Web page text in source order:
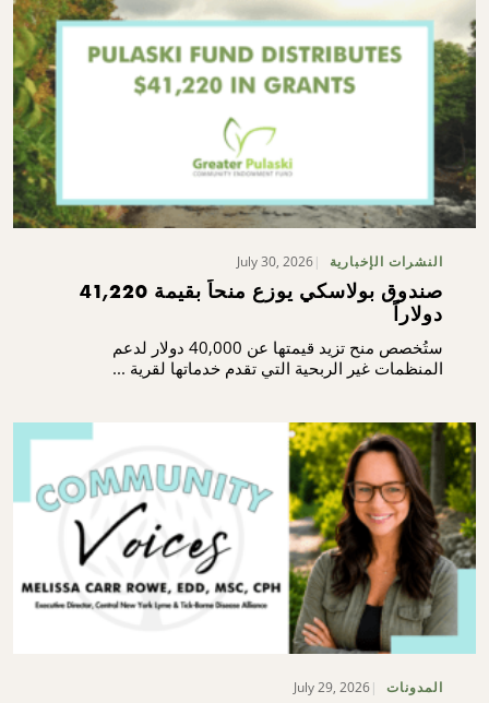
النشرات الإخبارية July 30, 2026
صندوق بولاسكي يوزع منحاً بقيمة 41,220
دولاراً
ستُخصص منح تزيد قيمتها عن 40,000 دولار لدعم
المنظمات غير الربحية التي تقدم خدماتها لقرية ...
المدونات July 29, 2026